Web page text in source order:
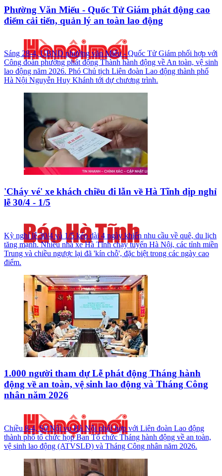
Phường Văn Miếu - Quốc Tử Giám phát động cao
điểm cải tiến, quản lý an toàn lao động
Sáng 28-4, UBND phường văn Miếu - Quốc Tử Giám phối hợp với
Công đoàn phường phát động Thành hành động về An toàn, vệ sinh
lao động năm 2026. Phó Chủ tịch Liên đoàn Lao động thành phố
Hà Nội Nguyễn Huy Khánh tới dự chương trình.
'Cháy vé' xe khách chiều đi lẫn về Hà Tĩnh dịp nghỉ
lễ 30/4 - 1/5
Kỳ nghỉ lễ 30/4 và 1/5 kéo dài 4 ngày khiến nhu cầu về quê, du lịch
tăng mạnh. Nhiều nhà xe Hà Tĩnh chạy tuyến Hà Nội, các tỉnh miền
Trung và chiều ngược lại đã 'kín chỗ', đặc biệt trong các ngày cao
điểm.
1.000 người tham dự Lễ phát động Tháng hành
động về an toàn, vệ sinh lao động và Tháng Công
nhân năm 2026
Chiều 8-4, Sở Nội vụ Hà Nội phối hợp với Liên đoàn Lao động
thành phố tổ chức họp Ban Tổ chức Tháng hành động về an toàn,
vệ sinh lao động (ATVSLĐ) và Tháng Công nhân năm 2026.